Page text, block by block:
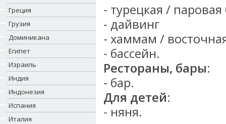
Греция
Грузия
Доминикана
Египет
Израиль
Индия
Индонезия
Испания
Италия
- турецкая / паровая
- дайвинг
- хаммам /
- бассейн.
Рестораны, бары:
- бар.
Для детей:
- няня.